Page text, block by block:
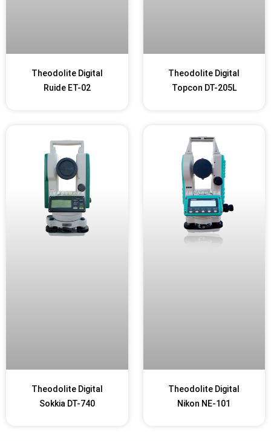
Theodolite Digital
Ruide ET-02
Theodolite Digital
Topcon DT-205L
Theodolite Digital
Sokkia DT-740
Theodolite Digital
Nikon NE-101